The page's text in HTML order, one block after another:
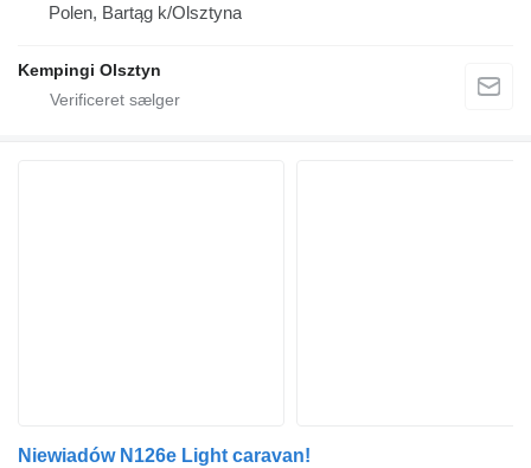
Polen, Bartąg k/Olsztyna
Kempingi Olsztyn
Niewiadów N126e Light caravan!